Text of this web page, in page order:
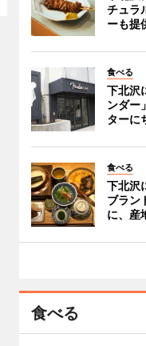
チュラ
ーも提
食べる
下北沢
ンダ
ターに
食べる
下北沢
ブラン
に、産
食べる